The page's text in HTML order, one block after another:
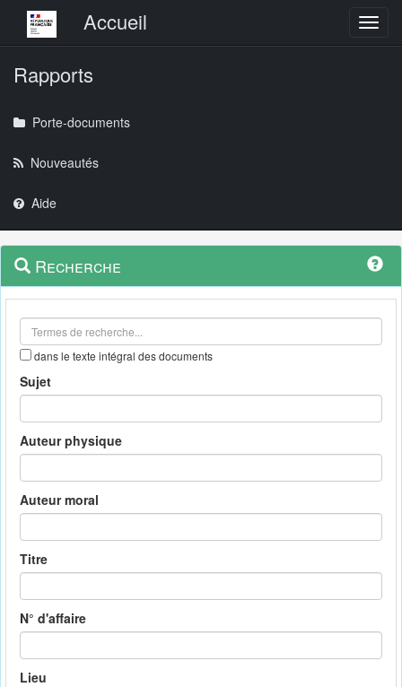
Menu principalAccueil
Rapports
Porte-documents
Nouveautés
Aide
Navigation
outils
Menu
contextuel
Recherche
dans le texte intégral des documents
Sujet
Auteur physique
Auteur moral
Titre
N° d'affaire
Lieu